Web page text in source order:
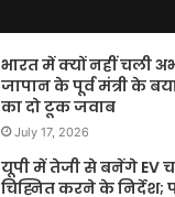
भारत में क्यों नहीं चली
जापान के पूर्व मंत्री के
का दो टूक जवाब
July 17, 2026
यूपी में तेजी से बनेंगे EV
चिह्नित करने के निर्देश;